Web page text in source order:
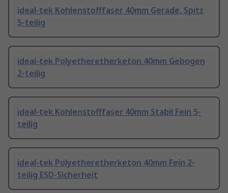
ideal-tek Kohlenstofffaser 40mm Gerade, Spitz
5-teilig
ideal-tek Polyetheretherketon 40mm Gebogen
2-teilig
ideal-tek Kohlenstofffaser 40mm Stabil Fein 5-
teilig
ideal-tek Polyetheretherketon 40mm Fein 2-
teilig ESD-Sicherheit